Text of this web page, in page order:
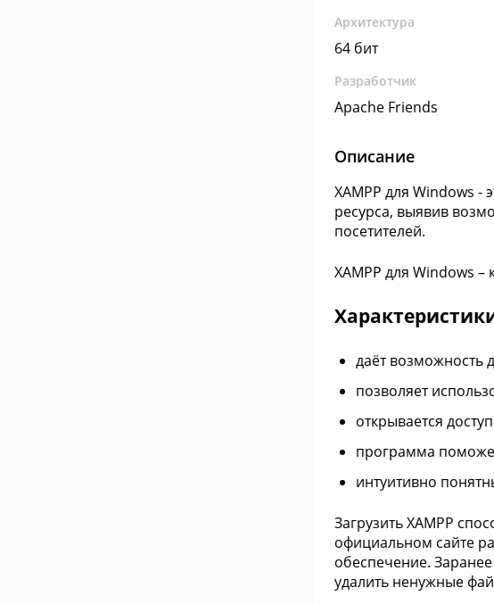
Архитектура
64 бит
Разработчик
Apache Friends
Описание
XAMPP для Windows
ресурса, выявив
посетителей.
XAMPP для Windows
даёт возможность
позволяет
открывается
программа
интуитивно
Загрузить XAMPP
официальном сайте
обеспечение.
удалить ненужные